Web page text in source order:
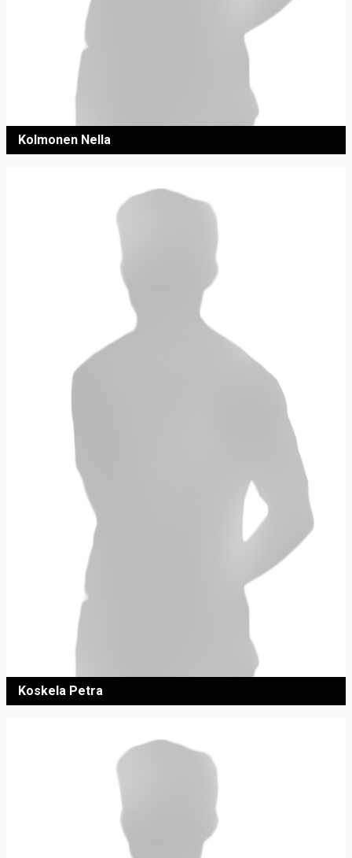
Kolmonen Nella
Koskela Petra